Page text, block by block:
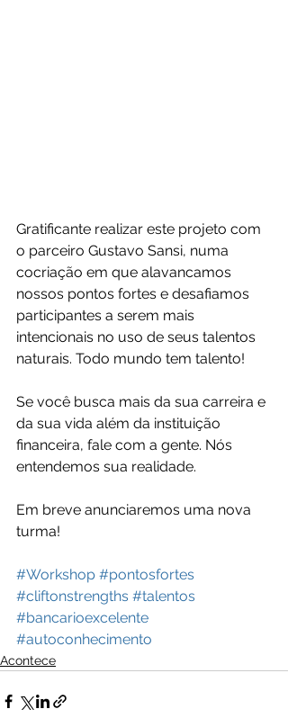
Gratificante realizar este projeto com
o parceiro Gustavo Sansi, numa
cocriação em que alavancamos
nossos pontos fortes e desafiamos
participantes a serem mais
intencionais no uso de seus talentos
naturais. Todo mundo tem talento!
Se você busca mais da sua carreira e
da sua vida além da instituição
financeira, fale com a gente. Nós
entendemos sua realidade.
Em breve anunciaremos uma nova
turma!
#Workshop #pontosfortes
#cliftonstrengths #talentos
#bancarioexcelente
#autoconhecimento
Acontece